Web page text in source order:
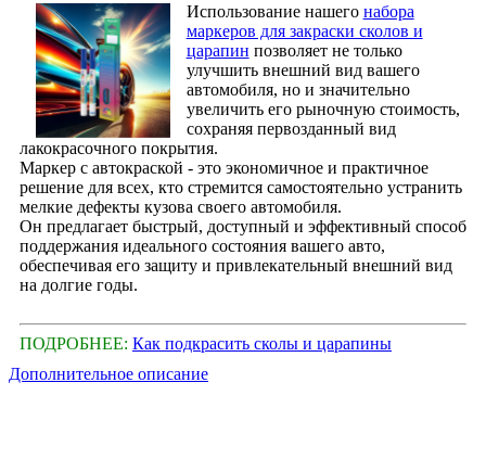
Использование нашего набора
маркеров для закраски сколов и
царапин позволяет не только
улучшить внешний вид вашего
автомобиля, но и значительно
увеличить его рыночную стоимость,
сохраняя первозданный вид
лакокрасочного покрытия.
Маркер с автокраской - это экономичное и практичное
решение для всех, кто стремится самостоятельно устранить
мелкие дефекты кузова своего автомобиля.
Он предлагает быстрый, доступный и эффективный способ
поддержания идеального состояния вашего авто,
обеспечивая его защиту и привлекательный внешний вид
на долгие годы.
ПОДРОБНЕЕ: Как подкрасить сколы и царапины
Дополнительное описание